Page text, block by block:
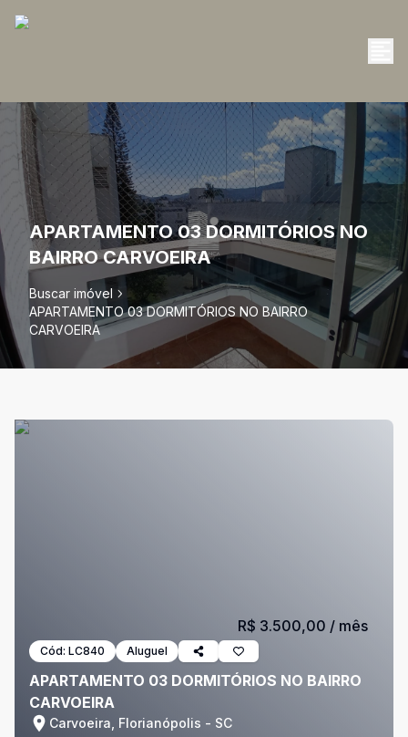
APARTAMENTO 03 DORMITÓRIOS NO
BAIRRO CARVOEIRA
Buscar imóvel
APARTAMENTO 03 DORMITÓRIOS NO BAIRRO
CARVOEIRA
Cód: LC840 Aluguel
APARTAMENTO 03 DORMITÓRIOS NO BAIRRO
CARVOEIRA
Carvoeira, Florianópolis - SC
R$ 3.500,00 / mês